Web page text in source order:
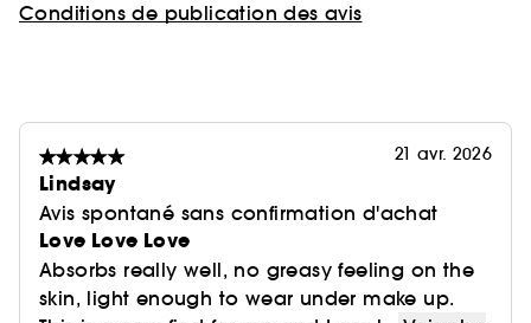
Conditions de publication des avis
21 avr. 2026
Lindsay
Avis spontané sans confirmation d'achat
Love Love Love
Absorbs really well, no greasy feeling on the
skin, light enough to wear under make up.